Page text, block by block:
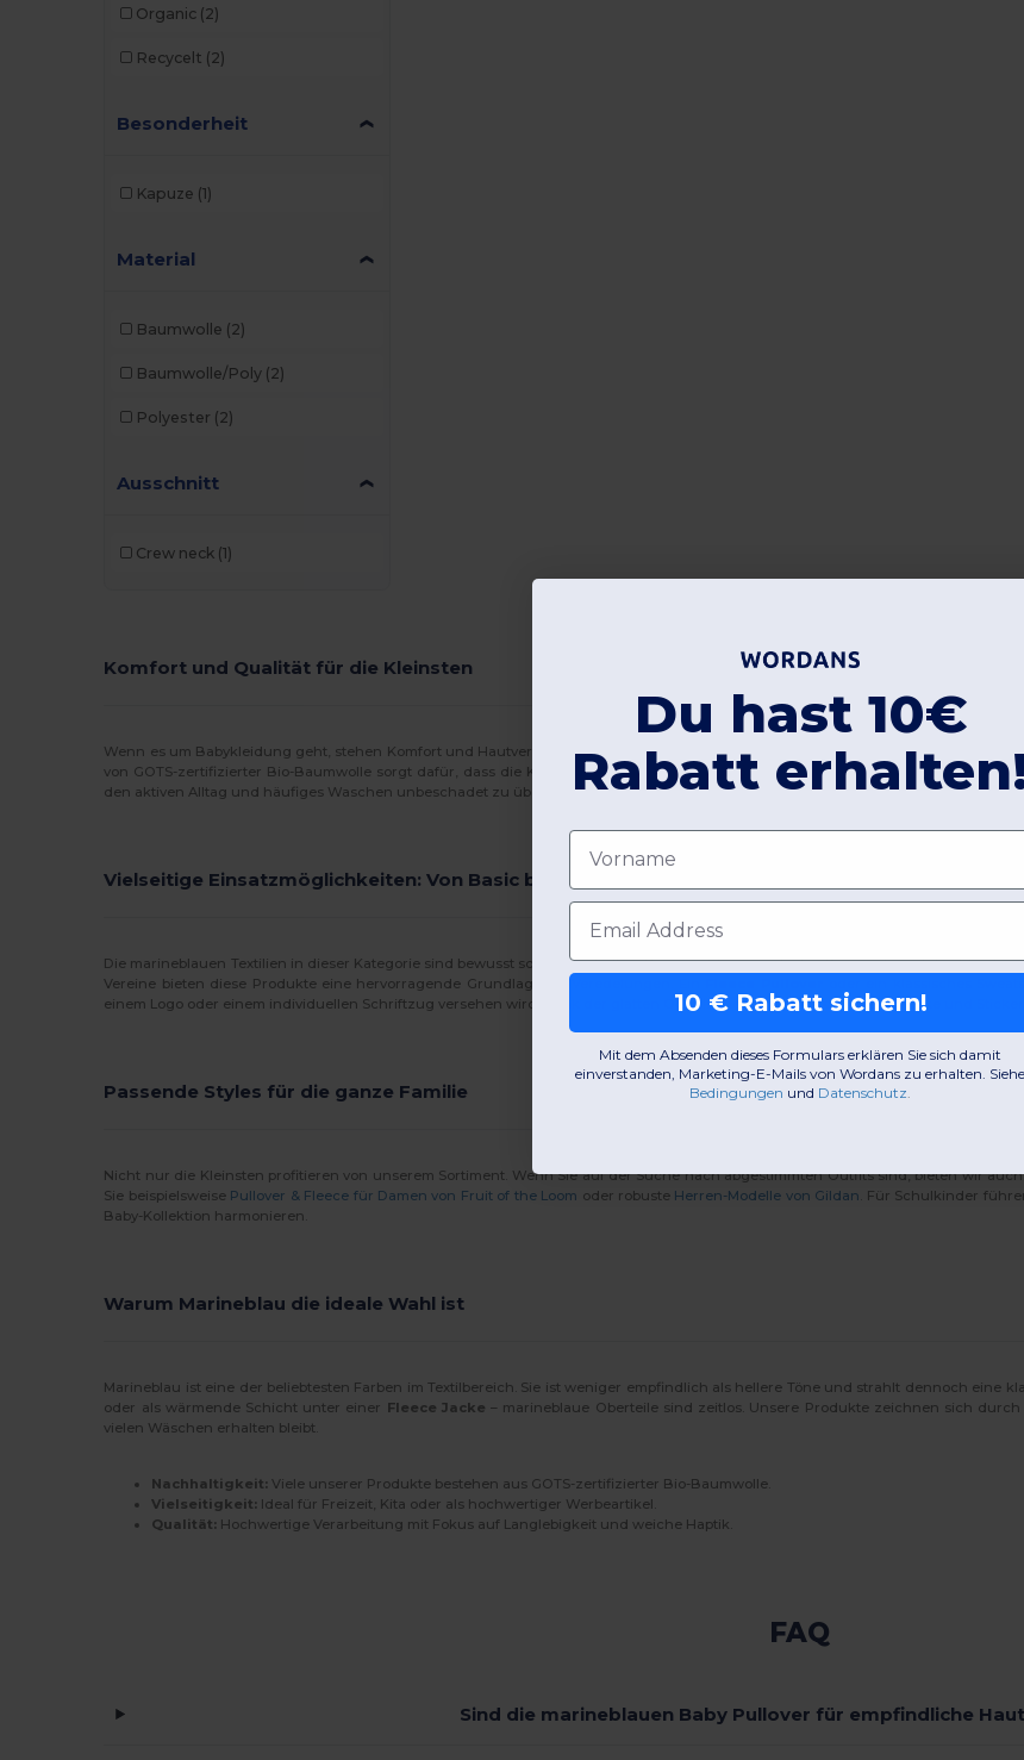
Organic (2)
Recycelt (2)
Besonderheit
Kapuze (1)
Material
Baumwolle (2)
Baumwolle/Poly (2)
Polyester (2)
Ausschnitt
Crew neck (1)
Komfort und Qualität für die Kleinsten
Wenn es um Babykleidung geht, stehen Komfort und Hautverträglichkeit an erster Stelle. Unsere Auswahl an Pullover Sweater
von GOTS-zertifizierter Bio-Baumwolle sorgt dafür, dass die Kleidung besonders weich und frei von schädlichen Substanzen ist.
den aktiven Alltag und häufiges Waschen unbeschadet zu überstehen. Die Modelle von Babybugz bieten hier eine exzellente
Vielseitige Einsatzmöglichkeiten: Von Basic bis Personalisiert
Die marineblauen Textilien in dieser Kategorie sind bewusst schlicht gehalten. Dies macht sie zu idealen Basics, die sich leicht mit
Vereine bieten diese Produkte eine hervorragende Grundlage für Veredelungen. Ein
oder ein klassisches
einem Logo oder einem individuellen Schriftzug versehen wird. Dank der glatten Oberflächenstruktur lassen sich Drucke und
Passende Styles für die ganze Familie
Nicht nur die Kleinsten profitieren von unserem Sortiment. Wenn Sie auf der Suche nach abgestimmten Outfits sind, bieten wir
Sie beispielsweise Pullover & Fleece für Damen von Fruit of the Loom oder robuste Herren-Modelle von Gildan . Für Schulkinder
Baby-Kollektion harmonieren.
Warum Marineblau die ideale Wahl ist
Marineblau ist eine der beliebtesten Farben im Textilbereich. Sie ist weniger empfindlich als hellere Töne und strahlt dennoch eine
oder als wärmende Schicht unter einer Fleece Jacke – marineblaue Oberteile sind zeitlos. Unsere Produkte zeichnen sich
vielen Wäschen erhalten bleibt.
Nachhaltigkeit: Viele unserer Produkte bestehen aus GOTS-zertifizierter Bio-Baumwolle.
Vielseitigkeit: Ideal für Freizeit, Kita oder als hochwertiger Werbeartikel.
Qualität: Hochwertige Verarbeitung mit Fokus auf Langlebigkeit und weiche Haptik.
FAQ
Sind die marineblauen Baby Pullover für empfindliche
Du hast 10€
Rabatt
Vorname
E-Mail-Adresse
10 € Rabatt sichern!
Mit dem Absenden dieses Formulars erklären Sie sich damit
einverstanden, Marketing-E-Mails von Wordans zu erhalten. Siehe
Bedingungen und Datenschutz